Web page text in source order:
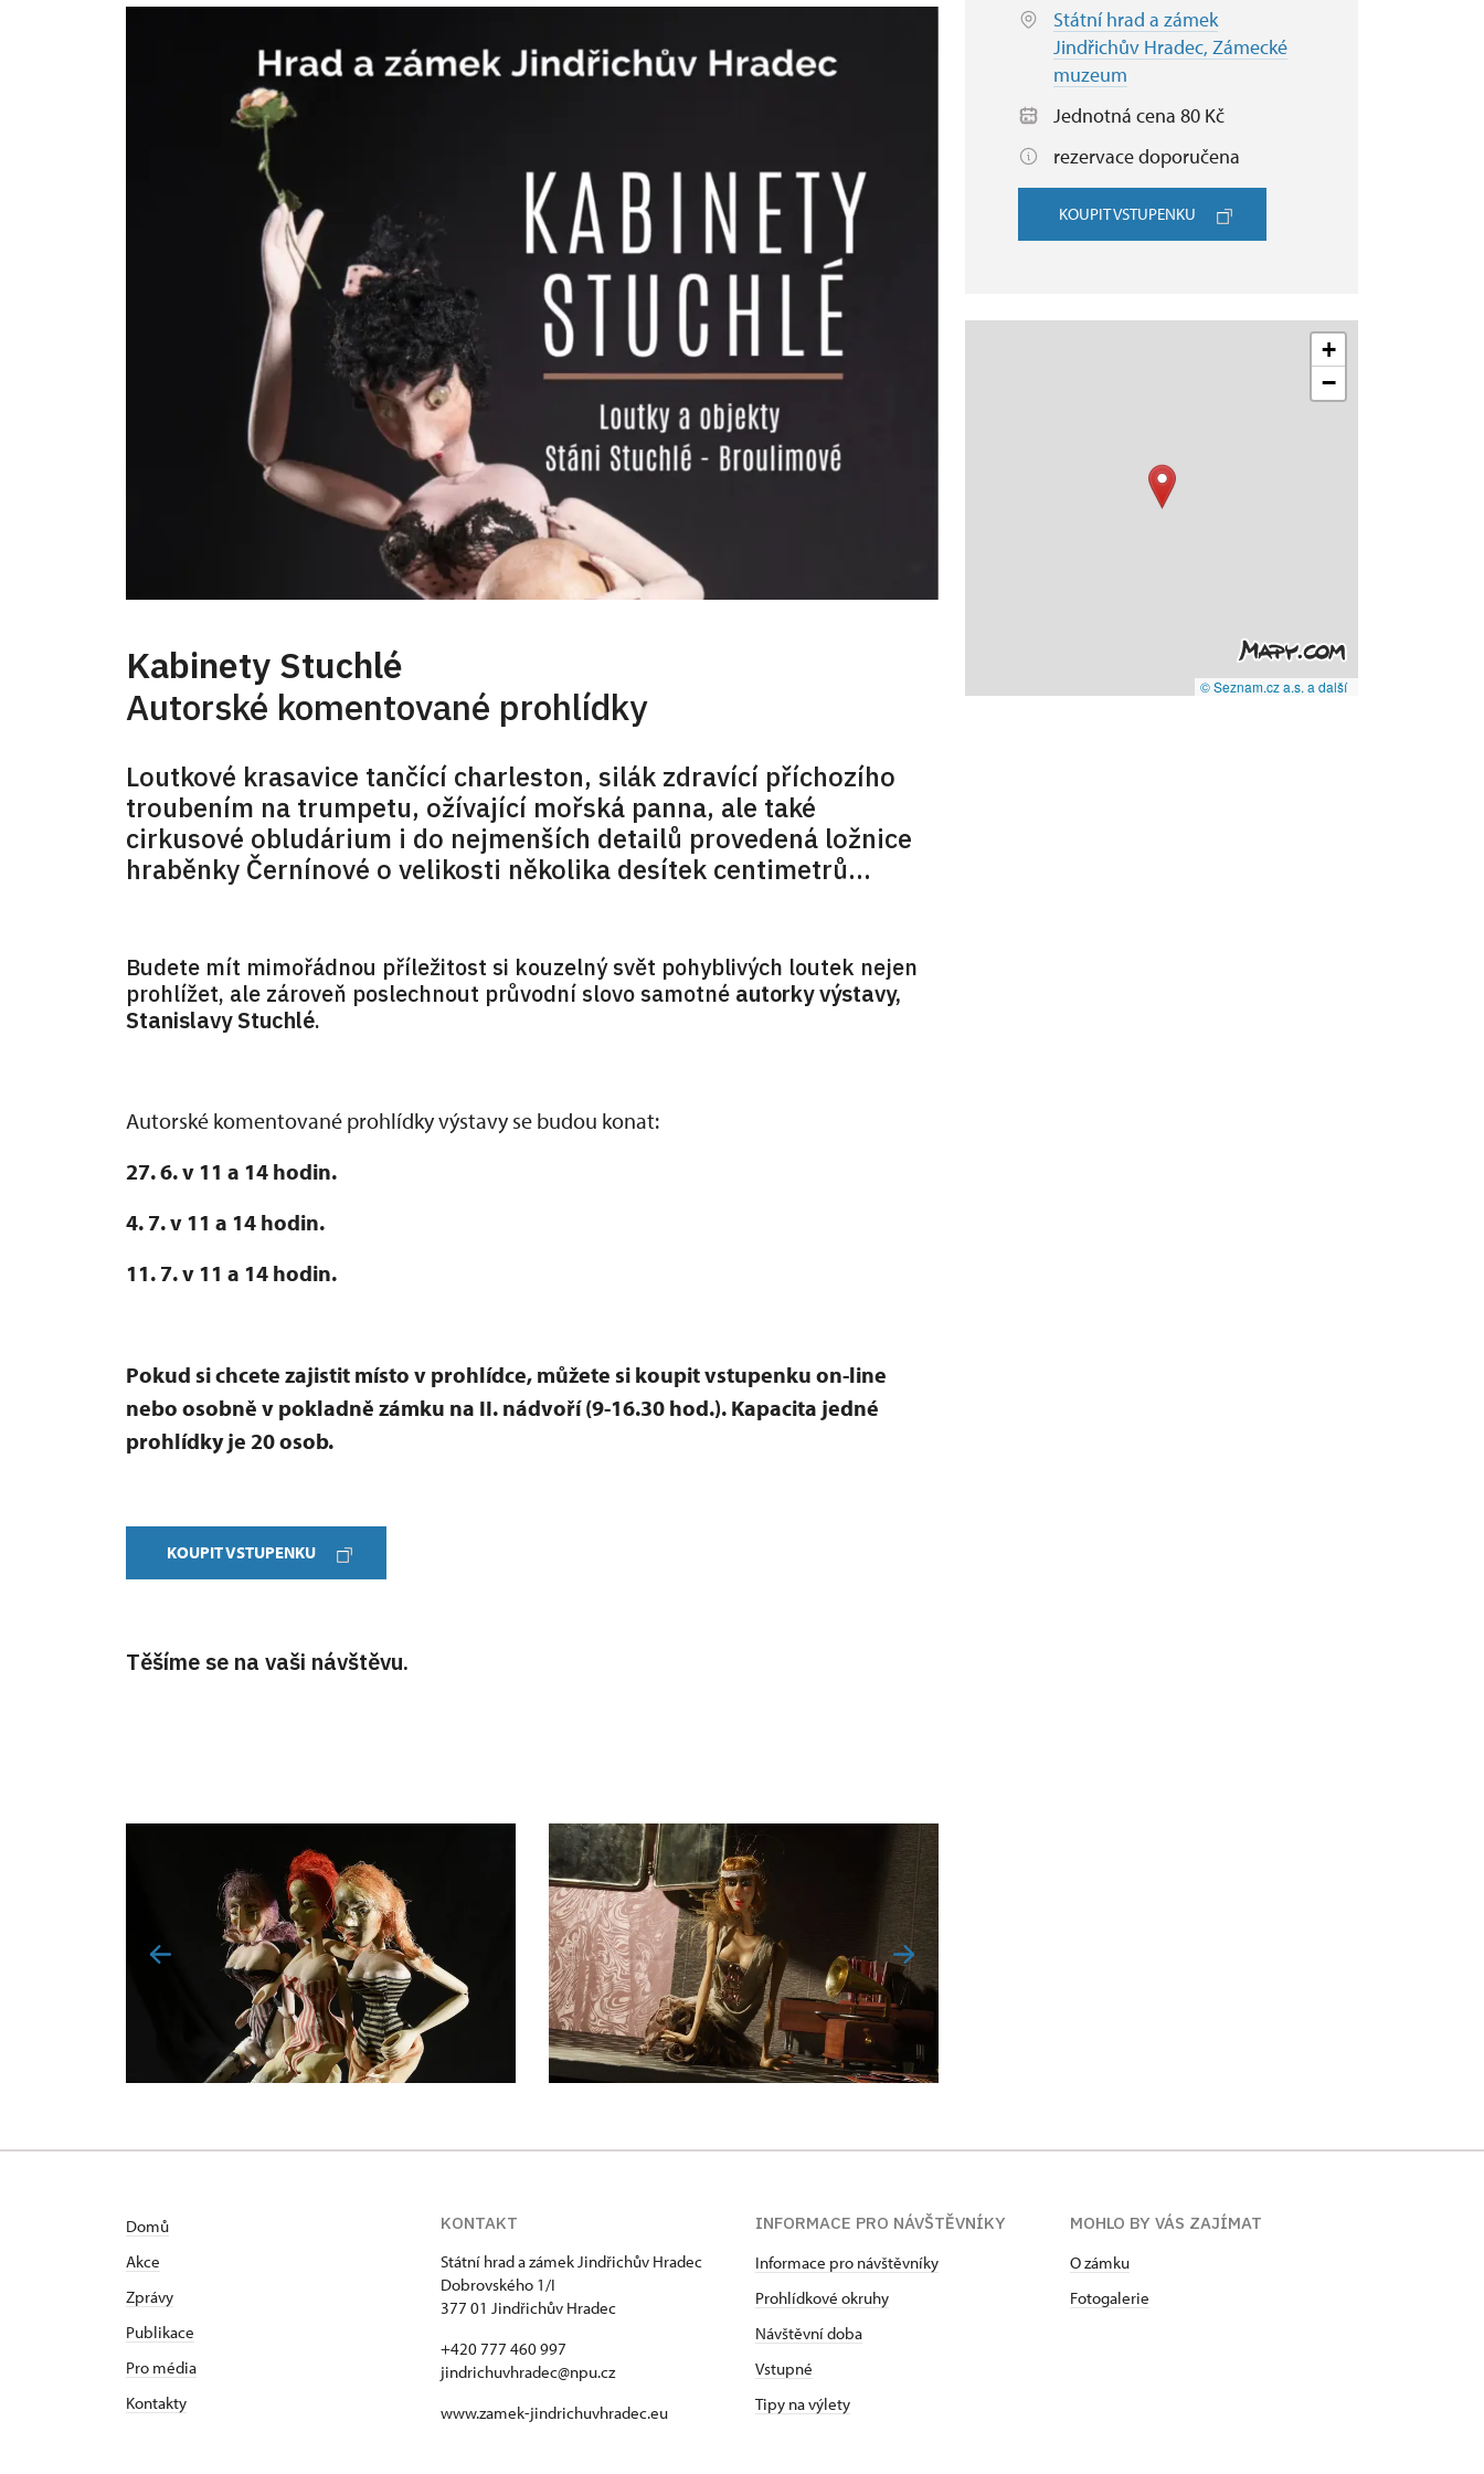
Kabinety Stuchlé
Autorské komentované prohlídky
Loutkové krasavice tančící charleston, silák zdravící příchozího
troubením na trumpetu, ožívající mořská panna, ale také
cirkusové obludárium i do nejmenších detailů provedená ložnice
hraběnky Černínové o velikosti několika desítek centimetrů...
Budete mít mimořádnou příležitost si kouzelný svět pohyblivých loutek nejen
prohlížet, ale zároveň poslechnout průvodní slovo samotné autorky výstavy,
Stanislavy Stuchlé.
Autorské komentované prohlídky výstavy se budou konat:
27. 6. v 11 a 14 hodin.
4. 7. v 11 a 14 hodin.
11. 7. v 11 a 14 hodin.
Pokud si chcete zajistit místo v prohlídce, můžete si koupit vstupenku on-line
nebo osobně v pokladně zámku na II. nádvoří (9-16.30 hod.). Kapacita jedné
prohlídky je 20 osob.
KOUPIT VSTUPENKU
Těšíme se na vaši návštěvu.
Státní hrad a zámek
Jindřichův Hradec, Zámecké
muzeum
Jednotná cena 80 Kč
rezervace doporučena
KOUPIT VSTUPENKU
+
−
© Seznam.cz a.s. a další
Domů
Akce
Zprávy
Publikace
Pro média
Kontakty
KONTAKT
Státní hrad a zámek Jindřichův Hradec
Dobrovského 1/I
377 01 Jindřichův Hradec
+420 777 460 997
jindrichuvhradec@npu.cz
www.zamek-jindrichuvhradec.eu
INFORMACE PRO NÁVŠTĚVNÍKY
Informace pro návštěvníky
Prohlídkové okruhy
Návštěvní doba
Vstupné
Tipy na výlety
MOHLO BY VÁS ZAJÍMAT
O zámku
Fotogalerie